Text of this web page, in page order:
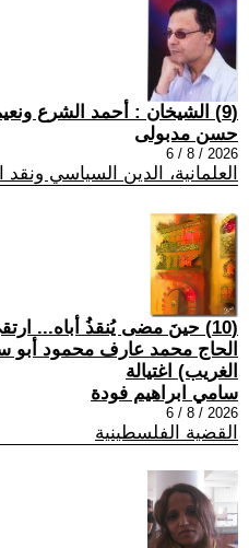
(9) الشيخان : أحمد الشرع ونعيم قاسم
حسن مدبولى
2026 / 8 / 6
العلمانية، الدين السياسي ونقد
(10) حينَ مضى يُنقذُ أباه...
الحاج محمد عارف محمود
الغريب) اغتيالة
سامي ابراهيم فودة
2026 / 8 / 6
القضية الفلسطينية